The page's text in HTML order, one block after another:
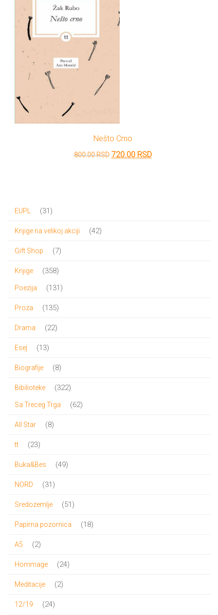
Nešto Crno
800.00RSD Originalna
720.00 RSDTrenutna
EUPL 3131
Knjige na velikoj akciji 4242
Gift Shop 77
Knjige 358358
proizvoda
Poezija 131131
Proza 135135
Drama 2222
Esej 1313
Biografije 88
Bibilioteke 322322
proizvoda
Sa Treceg Trga 6262
All Star 88
tt 2323
Buka&Bes 4949
NORD 3131
Sredozemlje 5151
Papirna pozornica 1818
A5 22
Hommage 2424
Meditacije 22
12/19 2424